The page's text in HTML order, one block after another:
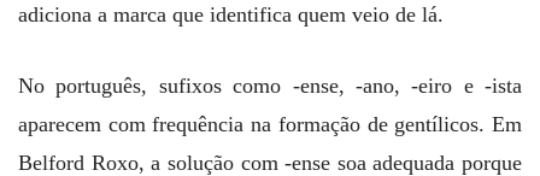
adiciona a marca que identifica quem veio de lá.
No português, sufixos como -ense, -ano, -eiro e -ista
aparecem com frequência na formação de gentílicos. Em
Belford Roxo, a solução com -ense soa adequada porque